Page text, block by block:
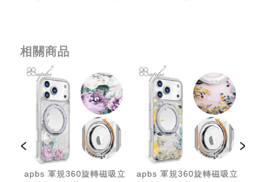
相關商品
apbs 軍規360旋轉磁吸立
apbs 軍規360旋轉磁吸立